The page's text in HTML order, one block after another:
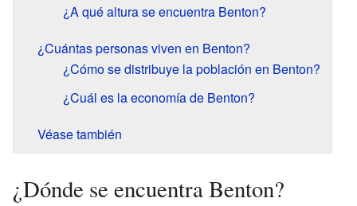
¿A qué altura se encuentra Benton?
¿Cuántas personas viven en Benton?
¿Cómo se distribuye la población en Benton?
¿Cuál es la economía de Benton?
Véase también
¿Dónde se encuentra Benton?